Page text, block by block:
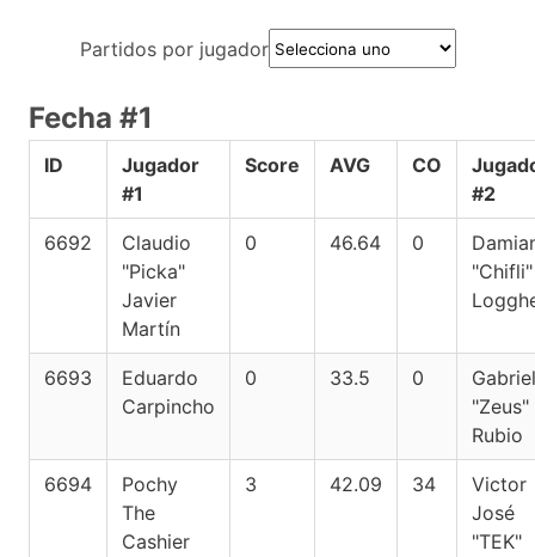
Partidos por jugador
Fecha #1
ID
Jugador
#1
Score AVG CO
#2
6692
Claudio
"Picka"
Javier
Martín
0 46.64 0
"Chifli"
6693
Eduardo
Carpincho
0 33.5 0
Gabriel
"Zeus"
Rubio
6694
Pochy
The
Cashier
3 42.09 34
Victor
José
"TEK"